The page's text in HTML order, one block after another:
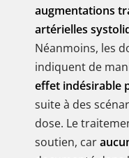
augmentations
artérielles
Néanmoins, les
indiquent de
effet indésirable
suite à des
dose. Le
soutien, car